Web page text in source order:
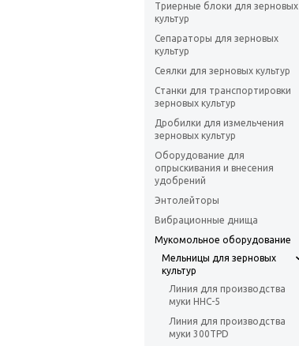
Триерные блоки для зерновых
культур
Сепараторы для зерновых
культур
Сеялки для зерновых культур
Станки для транспортировки
зерновых культур
Дробилки для измельчения
зерновых культур
Оборудование для
опрыскивания и внесения
удобрений
Энтолейторы
Вибрационные днища
Мукомольное оборудование
Мельницы для зерновых
культур
Линия для производства
муки HHC-5
Линия для производства
муки 300TPD